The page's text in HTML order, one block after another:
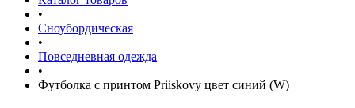
•
Сноубордическая
•
Повседневная одежда
•
Футболка с принтом Priiskovy цвет синий (W)